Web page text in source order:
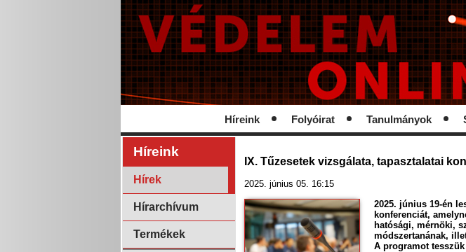
Híreink Folyóirat Tanulmányok
Híreink
Hírek
Hírarchívum
Termékek
IX. Tűzesetek vizsgálata, tapasztalatai
2025. június 05. 16:15
2025. június 19-én
konferenciát,
hatósági, mérnöki,
módszertanának,
A programot tesszük